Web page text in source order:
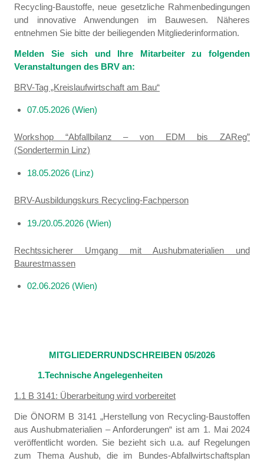
Recycling-Baustoffe, neue gesetzliche Rahmenbedingungen
und innovative Anwendungen im Bauwesen. Näheres
entnehmen Sie bitte der beiliegenden Mitgliederinformation.
Melden Sie sich und Ihre Mitarbeiter zu folgenden
Veranstaltungen des BRV an:
BRV-Tag „Kreislaufwirtschaft am Bau“
07.05.2026 (Wien)
Workshop “Abfallbilanz – von EDM bis ZAReg”
(Sondertermin Linz)
18.05.2026 (Linz)
BRV-Ausbildungskurs Recycling-Fachperson
19./20.05.2026 (Wien)
Rechtssicherer Umgang mit Aushubmaterialien und
Baurestmassen
02.06.2026 (Wien)
MITGLIEDERRUNDSCHREIBEN 05/2026
1.Technische Angelegenheiten
1.1 B 3141: Überarbeitung wird vorbereitet
Die ÖNORM B 3141 „Herstellung von Recycling-Baustoffen
aus Aushubmaterialien – Anforderungen“ ist am 1. Mai 2024
veröffentlicht worden. Sie bezieht sich u.a. auf Regelungen
zum Thema Aushub, die im Bundes-Abfallwirtschaftsplan